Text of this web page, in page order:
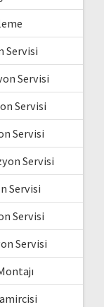
Servisi
Servisi
Servisi
Servisi
Servisi
Servisi
Servisi
Servisi